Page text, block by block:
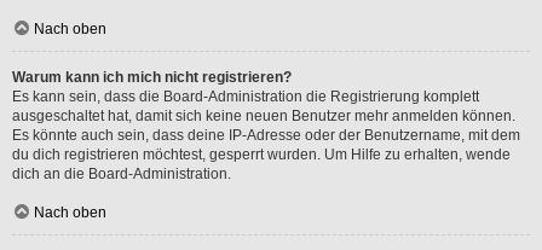
Nach oben
Warum kann ich mich nicht registrieren?
Es kann sein, dass die Board-Administration die Registrierung komplett
ausgeschaltet hat, damit sich keine neuen Benutzer mehr anmelden können.
Es könnte auch sein, dass deine IP-Adresse oder der Benutzername, mit dem
du dich registrieren möchtest, gesperrt wurden. Um Hilfe zu erhalten, wende
dich an die Board-Administration.
Nach oben